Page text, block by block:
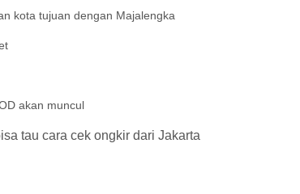
kota tujuan dengan Majalengka
akan muncul
tau cara cek ongkir dari Jakarta